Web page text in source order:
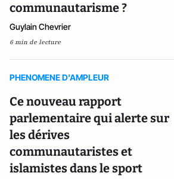
communautarisme ?
Guylain Chevrier
6 min de lecture
PHENOMENE D'AMPLEUR
Ce nouveau rapport
parlementaire qui alerte sur
les dérives
communautaristes et
islamistes dans le sport